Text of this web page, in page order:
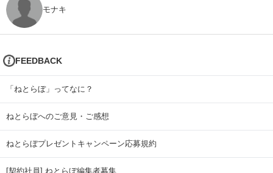
モナキ
FEEDBACK
「ねとらぼ」ってなに？
ねとらぼへのご意見・ご感想
ねとらぼプレゼントキャンペーン応募規約
[契約社員] ねとらぼ編集者募集